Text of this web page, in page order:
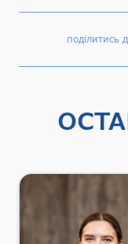
поділитись